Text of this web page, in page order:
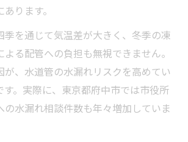
断時の注意点と修理への備え
費用の内訳を賢く押さえる方法
理費用の相場と内訳を徹底解説
漏れの地中修理にかかる費用目安
比較で分かる水漏れ修理費用の差
水道管水漏れ費用節約方法を紹介
ります。
季を通じて気温差が大きく、冬季の凍
る配管への負担も無視できません。
が、水道管の水漏れリスクを高めてい
す。実際に、東京都府中市では市役所
の水漏れ相談件数も年々増加していま